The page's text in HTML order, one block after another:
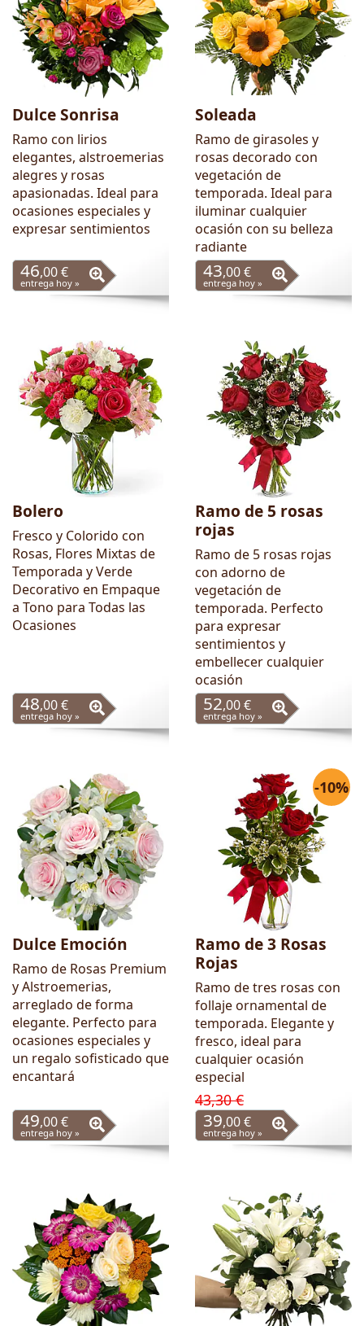
Dulce Sonrisa
Ramo con lirios
elegantes, alstroemerias
alegres y rosas
apasionadas. Ideal para
ocasiones especiales y
expresar sentimientos
46,00 €
entrega hoy »
Soleada
Ramo de girasoles y
rosas decorado con
vegetación de
temporada. Ideal para
iluminar cualquier
ocasión con su belleza
radiante
43,00 €
entrega hoy »
Bolero
Fresco y Colorido con
Rosas, Flores Mixtas de
Temporada y Verde
Decorativo en Empaque
a Tono para Todas las
Ocasiones
48,00 €
entrega hoy »
Ramo de 5 rosas
rojas
Ramo de 5 rosas rojas
con adorno de
vegetación de
temporada. Perfecto
para expresar
sentimientos y
embellecer cualquier
ocasión
52,00 €
entrega hoy »
Dulce Emoción
Ramo de Rosas Premium
y Alstroemerias,
arreglado de forma
elegante. Perfecto para
ocasiones especiales y
un regalo sofisticado que
encantará
49,00 €
entrega hoy »
-10%
Ramo de 3 Rosas
Rojas
Ramo de tres rosas con
follaje ornamental de
temporada. Elegante y
fresco, ideal para
cualquier ocasión
especial
43,30 €
39,00 €
entrega hoy »